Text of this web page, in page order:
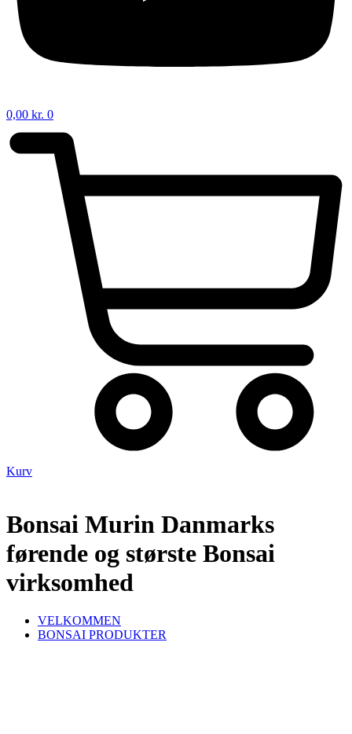
0,00 kr. 0
Kurv
Bonsai Murin Danmarks
førende og største Bonsai
virksomhed
VELKOMMEN
BONSAI PRODUKTER